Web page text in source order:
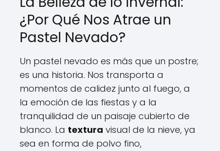
¿Por Qué Nos Atrae un
Pastel Nevado?
Un pastel nevado es más que un postre;
es una historia. Nos transporta a
momentos de calidez junto al fuego, a
la emoción de las fiestas y a la
tranquilidad de un paisaje cubierto de
blanco. La textura visual de la nieve, ya
sea en forma de polvo fino,